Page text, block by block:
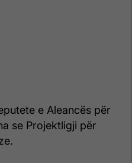
e Aleancës për
se Projektligji për